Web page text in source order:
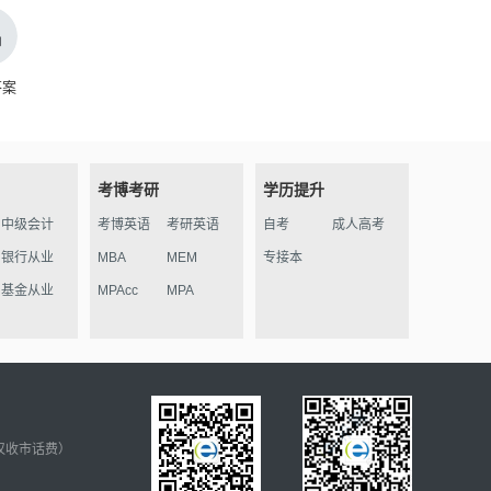
中级会计
银行从业
基金从业
考博考研
考博英语 考研英语
MBA MEM
MPAcc MPA
学历提升
自考 成人高考
专接本
收市话费）